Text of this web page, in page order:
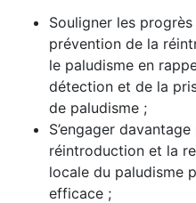
Souligner les
prévention de la
le paludisme en
détection et de la
de paludisme ;
S’engager
réintroduction et la
locale du paludisme
efficace ;